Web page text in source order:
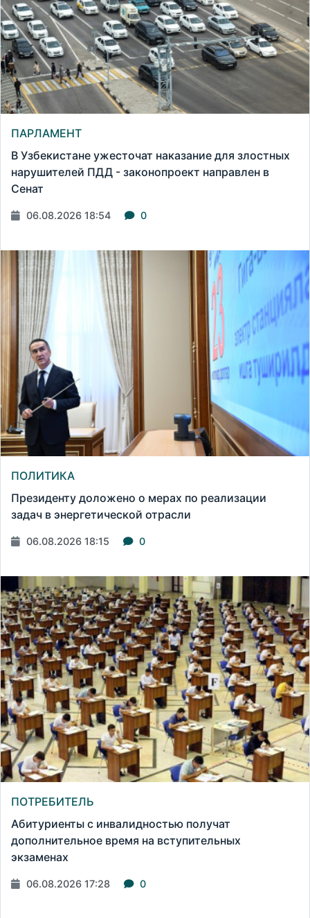
ПАРЛАМЕНТ
В Узбекистане ужесточат наказание для злостных
нарушителей ПДД - законопроект направлен в
Сенат
06.08.2026 18:54 0
ПОЛИТИКА
Президенту доложено о мерах по реализации
задач в энергетической отрасли
06.08.2026 18:15 0
ПОТРЕБИТЕЛЬ
Абитуриенты с инвалидностью получат
дополнительное время на вступительных
экзаменах
06.08.2026 17:28 0